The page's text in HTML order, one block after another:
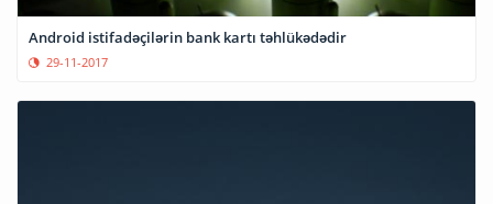
Android istifadəçilərin bank kartı təhlükədədir
29-11-2017